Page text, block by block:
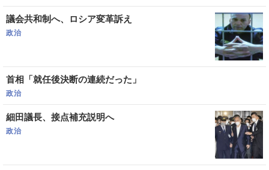
議会共和制へ、ロシア変革訴え
政治
首相「就任後決断の連続だった」
政治
細田議長、接点補充説明へ
政治